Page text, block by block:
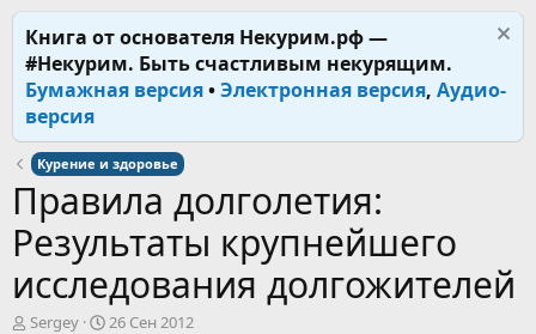
Книга от основателя Некурим.рф —
#Некурим. Быть счастливым некурящим.
Бумажная версия•Электронная версия, Аудио-
версия
Курение и здоровье
Правила долголетия:
Результаты крупнейшего
исследования долгожителей
А
Sergey
Д
26 Сен 2012